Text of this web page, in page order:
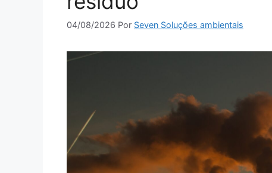
04/08/2026 Por Seven Soluções ambientais